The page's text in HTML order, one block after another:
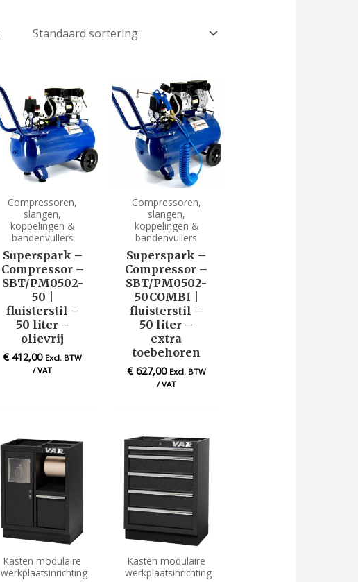
Compressoren,
slangen,
koppelingen &
bandenvullers
Superspark –
Compressor –
SBT/PM0502-
50 |
fluisterstil –
50 liter –
olievrij
€412,00 Excl. BTW
/ VAT
Compressoren,
slangen,
koppelingen &
bandenvullers
Superspark –
Compressor –
SBT/PM0502-
50COMBI |
fluisterstil –
50 liter –
extra
toebehoren
€627,00 Excl. BTW
/ VAT
Kasten modulaire
werkplaatsinrichting
Kasten modulaire
werkplaatsinrichting